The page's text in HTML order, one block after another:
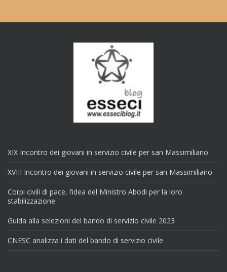
XIX Incontro dei giovani in servizio civile per san Massimiliano
XVIII Incontro dei giovani in servizio civile per san Massimiliano
Corpi civili di pace, l’idea del Ministro Abodi per la loro
stabilizzazione
Guida alla selezioni del bando di servizio civile 2023
CNESC analizza i dati del bando di servizio civile